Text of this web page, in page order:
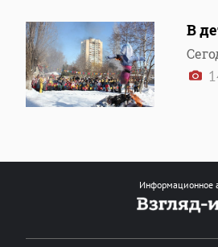
В
Информационное